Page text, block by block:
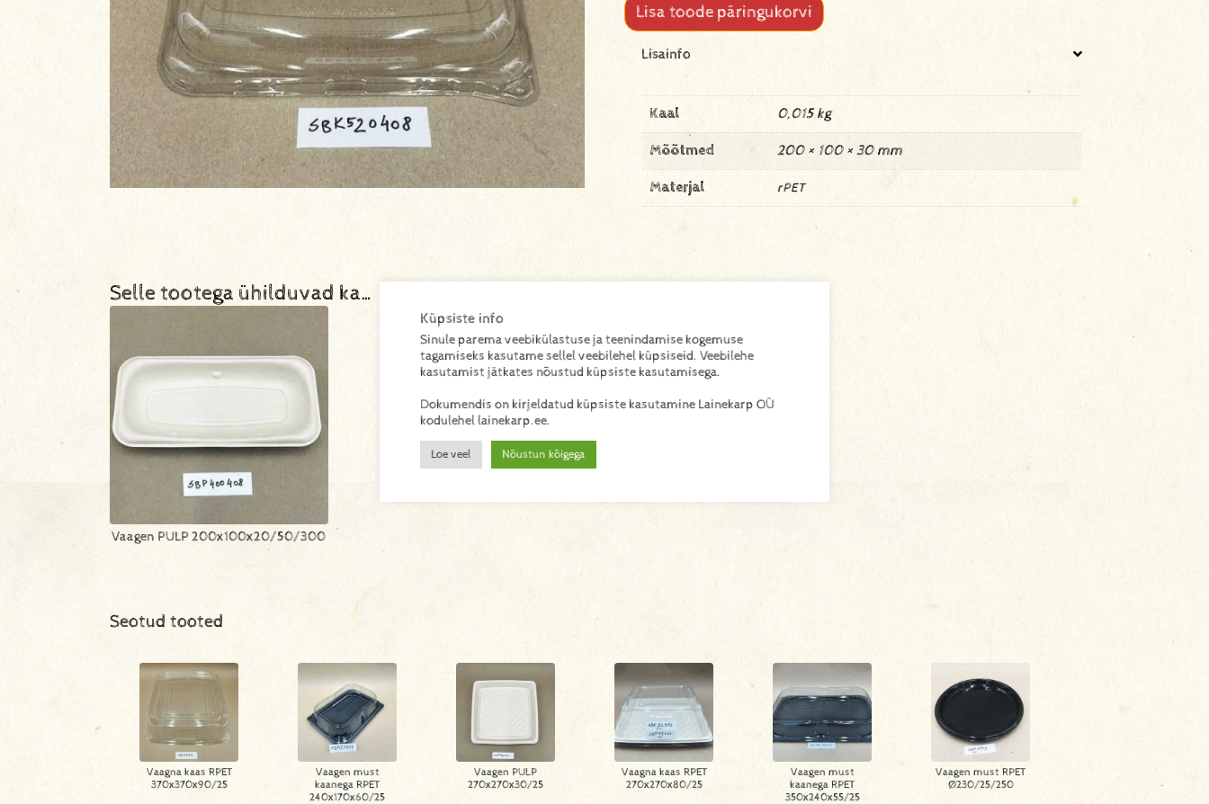
Lisa toode päringukorvi
Lisainfo
Kaal 0,015 kg
Mõõtmed 200 × 100 × 30 mm
Materjal rPET
Selle tootega ühilduvad ka…
Vaagen PULP 200x100x20/50/300
Seotud tooted
Vaagna kaas RPET
370x370x90/25
Vaagen must
kaanega RPET
240x170x60/25
Vaagen PULP
270x270x30/25
Vaagna kaas RPET
270x270x80/25
Vaagen must
kaanega RPET
350x240x55/25
Vaagen must RPET
Ø230/25/250
Küpsiste info
Sinule parema veebikülastuse ja teenindamise kogemuse
tagamiseks kasutame sellel veebilehel küpsiseid. Veebilehe
kasutamist jätkates nõustud küpsiste kasutamisega.
Dokumendis on kirjeldatud küpsiste kasutamine Lainekarp OÜ
kodulehel lainekarp.ee.
Loe veel Nõustun kõigega